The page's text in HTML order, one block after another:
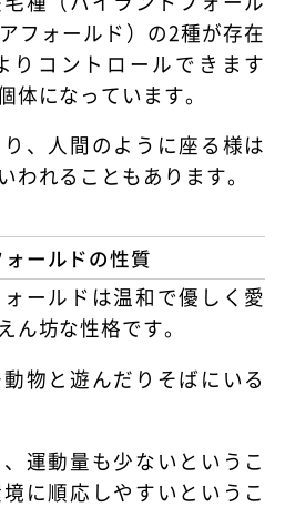
フォールド）の2種が存在
りコントロールできます
体になっています。
、人間のように座る様は
われることもあります。
ールドの性質
ールドは温和で優しく愛
ん坊な性格です。
物と遊んだりそばにいる
運動量も少ないというこ
に順応しやすいというこ